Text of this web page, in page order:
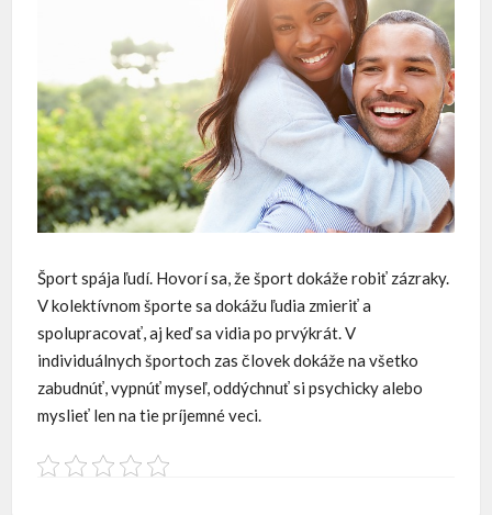
Šport spája ľudí. Hovorí sa, že šport dokáže robiť zázraky.
V kolektívnom športe sa dokážu ľudia zmieriť a
spolupracovať, aj keď sa vidia po prvýkrát. V
individuálnych športoch zas človek dokáže na všetko
zabudnúť, vypnúť myseľ, oddýchnuť si psychicky alebo
myslieť len na tie príjemné veci.